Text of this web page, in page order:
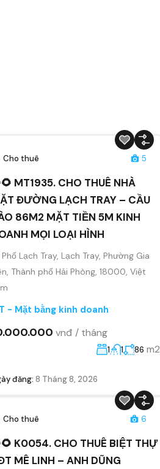
Cho thuê 5
MT1935. CHO THUÊ NHÀ
ĐƯỜNG LẠCH TRAY – CẦU
86M2 MẶT TIỀN 5M KINH
MỌI LOẠI HÌNH
Phố Lạch Tray, Lạch Tray, Phường Gia
Thành phố Hải Phòng, 18000, Việt
- Mặt bằng kinh doanh
vnđ / tháng
1 1 86 m2
đăng: 8 Tháng 8, 2026
Cho thuê 6
K0054. CHO THUÊ BIỆT THỰ
MÊ LINH – ANH DŨNG